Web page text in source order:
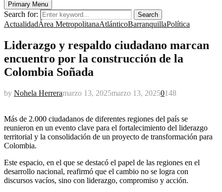
Primary Menu
Search for: Search
ActualidadÁrea MetropolitanaAtlánticoBarranquillaPolítica
Liderazgo y respaldo ciudadano marcan
encuentro por la construcción de la
Colombia Soñada
by Nohela Herreramarzo 13, 2025marzo 13, 20250148
Más de 2.000 ciudadanos de diferentes regiones del país se
reunieron en un evento clave para el fortalecimiento del liderazgo
territorial y la consolidación de un proyecto de transformación para
Colombia.
Este espacio, en el que se destacó el papel de las regiones en el
desarrollo nacional, reafirmó que el cambio no se logra con
discursos vacíos, sino con liderazgo, compromiso y acción.